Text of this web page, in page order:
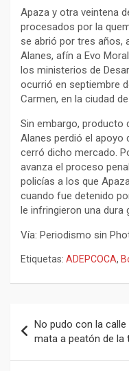
Apaza y otra veintena
procesados por la
se abrió por tres años,
Alanes, afín a Evo
los ministerios de
ocurrió en septiembre
Carmen, en la ciudad
Sin embargo, producto
Alanes perdió el apoyo
cerró dicho mercado.
avanza el proceso
policías a los que
cuando fue detenido
le infringieron una dura
Vía: Periodismo sin
Etiquetas: ADEPCOCA,
de
entradas
No pudo con la
mata a peatón de la